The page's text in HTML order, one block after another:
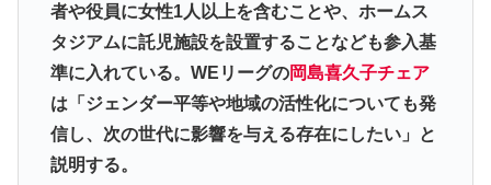
者や役員に女性1人以上を含むことや、ホームス
タジアムに託児施設を設置することなども参入基
準に入れている。WEリーグの岡島喜久子チェア
は「ジェンダー平等や地域の活性化についても発
信し、次の世代に影響を与える存在にしたい」と
説明する。